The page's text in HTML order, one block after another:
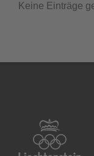
Keine Einträge